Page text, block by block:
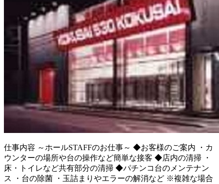
仕事内容 ～ホールSTAFFのお仕事～ ◆お客様のご案内 ・カ
ウンターの場所や台の操作など簡単な接客 ◆店内の清掃 ・
床・トイレなど共有部分の清掃 ◆パチンコ台のメンテナン
ス ・台の除菌 ・玉詰まりやエラーの解消など ※複雑な場合